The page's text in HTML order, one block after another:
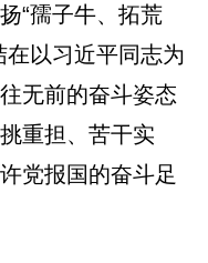
“孺子牛、拓荒
在以习近平同志为
无前的奋斗姿态
重担、苦干实
党报国的奋斗足